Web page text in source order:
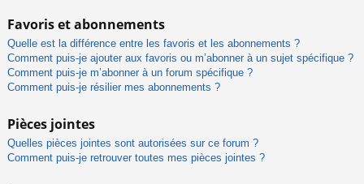
Favoris et abonnements
Quelle est la différence entre les favoris et les abonnements ?
Comment puis-je ajouter aux favoris ou m’abonner à un sujet spécifique ?
Comment puis-je m’abonner à un forum spécifique ?
Comment puis-je résilier mes abonnements ?
Pièces jointes
Quelles pièces jointes sont autorisées sur ce forum ?
Comment puis-je retrouver toutes mes pièces jointes ?